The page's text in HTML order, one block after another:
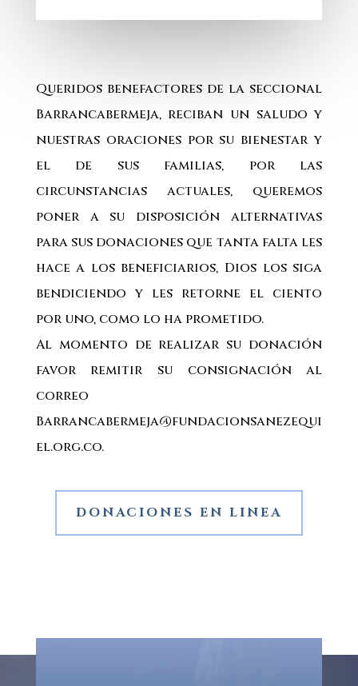
Queridos benefactores de la seccional
Barrancabermeja, reciban un saludo y
nuestras oraciones por su bienestar y
el de sus familias, por las
circunstancias actuales, queremos
poner a su disposición alternativas
para sus donaciones que tanta falta les
hace a los beneficiarios, Dios los siga
bendiciendo y les retorne el ciento
por uno, como lo ha prometido.
Al momento de realizar su donación
favor remitir su consignación al
correo
Barrancabermeja@fundacionsanezequi
el.org.co.
DONACIONES EN LINEA